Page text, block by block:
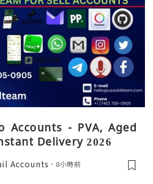
Accounts - PVA, Aged
Delivery 2026
Accounts 8小時前